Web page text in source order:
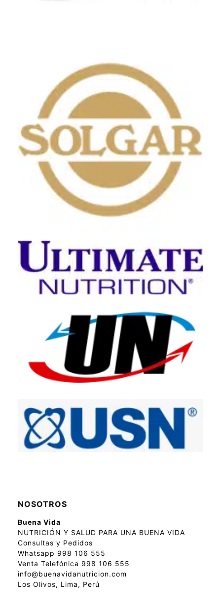
NOSOTROS
Buena Vida
NUTRICIÓN Y SALUD PARA UNA BUENA VIDA
Consultas y Pedidos
Whatsapp 998 106 555
Venta Telefónica 998 106 555
info@buenavidanutricion.com
Los Olivos, Lima, Perú